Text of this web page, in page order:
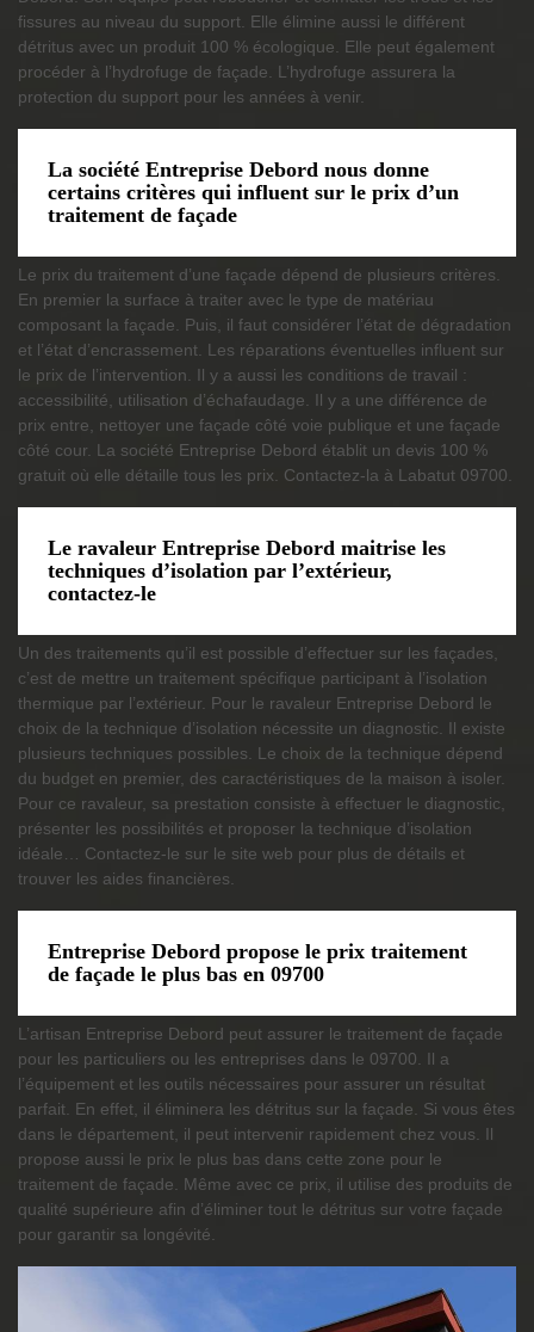
fissures au niveau du support. Elle élimine aussi le différent
détritus avec un produit 100 % écologique. Elle peut également
procéder à l’hydrofuge de façade. L’hydrofuge assurera la
protection du support pour les années à venir.
La société Entreprise Debord nous donne
certains critères qui influent sur le prix d’un
traitement de façade
Le prix du traitement d’une façade dépend de plusieurs critères.
En premier la surface à traiter avec le type de matériau
composant la façade. Puis, il faut considérer l’état de dégradation
et l’état d’encrassement. Les réparations éventuelles influent sur
le prix de l’intervention. Il y a aussi les conditions de travail :
accessibilité, utilisation d’échafaudage. Il y a une différence de
prix entre, nettoyer une façade côté voie publique et une façade
côté cour. La société Entreprise Debord établit un devis 100 %
gratuit où elle détaille tous les prix. Contactez-la à Labatut 09700.
Le ravaleur Entreprise Debord maitrise les
techniques d’isolation par l’extérieur,
contactez-le
Un des traitements qu’il est possible d’effectuer sur les façades,
c’est de mettre un traitement spécifique participant à l’isolation
thermique par l’extérieur. Pour le ravaleur Entreprise Debord le
choix de la technique d’isolation nécessite un diagnostic. Il existe
plusieurs techniques possibles. Le choix de la technique dépend
du budget en premier, des caractéristiques de la maison à isoler.
Pour ce ravaleur, sa prestation consiste à effectuer le diagnostic,
présenter les possibilités et proposer la technique d’isolation
idéale… Contactez-le sur le site web pour plus de détails et
trouver les aides financières.
Entreprise Debord propose le prix traitement
de façade le plus bas en 09700
L’artisan Entreprise Debord peut assurer le traitement de façade
pour les particuliers ou les entreprises dans le 09700. Il a
l’équipement et les outils nécessaires pour assurer un résultat
parfait. En effet, il éliminera les détritus sur la façade. Si vous êtes
dans le département, il peut intervenir rapidement chez vous. Il
propose aussi le prix le plus bas dans cette zone pour le
traitement de façade. Même avec ce prix, il utilise des produits de
qualité supérieure afin d’éliminer tout le détritus sur votre façade
pour garantir sa longévité.